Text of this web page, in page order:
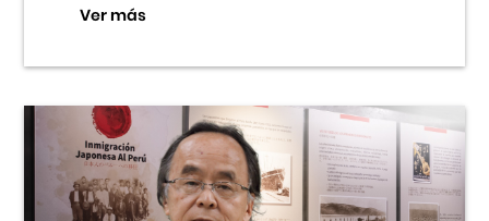
Ver más